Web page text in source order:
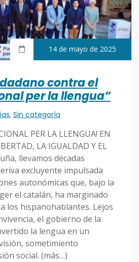
14 de mayo de 2025
contra el
per la llengua”
, Sin categoría
PER LA LLENGUA! EN
LA IGUALDAD Y EL
llevamos décadas
excluyente impulsada
autonómicas que, bajo la
el catalán, ha marginado
los hispanohablantes. Lejos
el gobierno de la
la lengua en un
sometimiento
social. (más…)